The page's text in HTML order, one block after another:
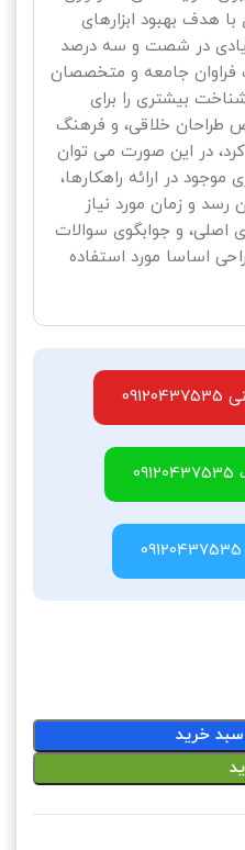
با هدف بهبود ابزارهای
زیادی در شصت و سه درصد
جامعه و متخصصان
شناخت بیشتری را برای
طراحان خلاقی، و فرهنگ
در این صورت می توان
در ارائه راهکارها،
و زمان مورد نیاز
اصلی، و جوابگوی سوالات
اساسا مورد استفاده
سبد خرید